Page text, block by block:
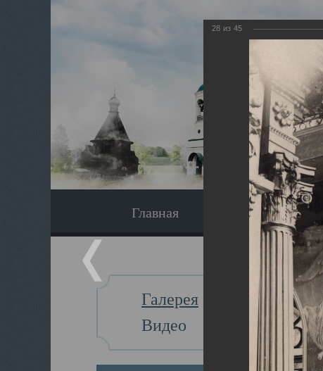
Главная Экскурсия
Галерея
Видео
28 из 45